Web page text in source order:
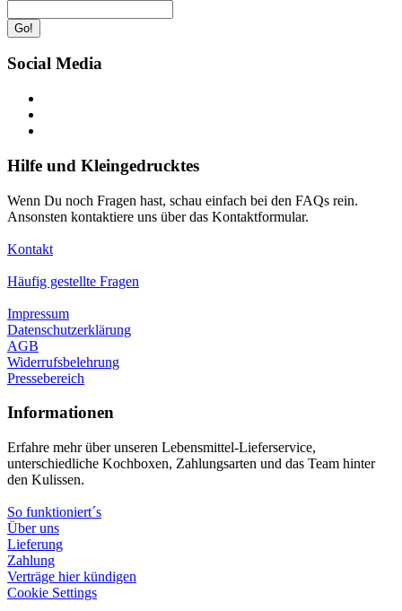
Go!
Social Media
Hilfe und Kleingedrucktes
Wenn Du noch Fragen hast, schau einfach bei den FAQs rein.
Ansonsten kontaktiere uns über das Kontaktformular.
Kontakt
Häufig gestellte Fragen
Impressum
Datenschutzerklärung
AGB
Widerrufsbelehrung
Pressebereich
Informationen
Erfahre mehr über unseren Lebensmittel-Lieferservice,
unterschiedliche Kochboxen, Zahlungsarten und das Team hinter
den Kulissen.
So funktioniert´s
Über uns
Lieferung
Zahlung
Verträge hier kündigen
Cookie Settings